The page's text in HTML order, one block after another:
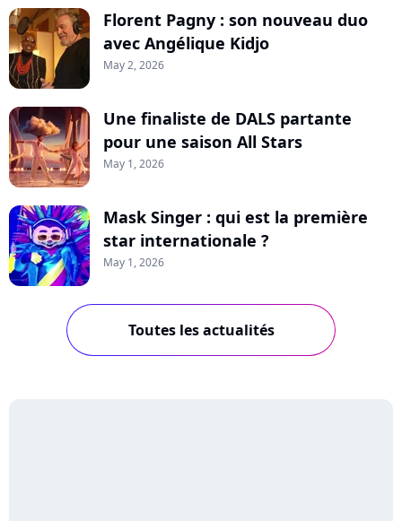
Florent Pagny : son nouveau duo
avec Angélique Kidjo
May 2, 2026
Une finaliste de DALS partante
pour une saison All Stars
May 1, 2026
Mask Singer : qui est la première
star internationale ?
May 1, 2026
Toutes les actualités